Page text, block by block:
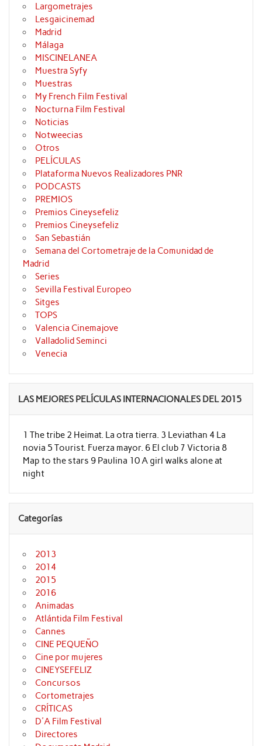
Largometrajes
Lesgaicinemad
Madrid
Málaga
MISCINELANEA
Muestra Syfy
Muestras
My French Film Festival
Nocturna Film Festival
Noticias
Notweecias
Otros
PELÍCULAS
Plataforma Nuevos Realizadores PNR
PODCASTS
PREMIOS
Premios Cineysefeliz
Premios Cineysefeliz
San Sebastián
Semana del Cortometraje de la Comunidad de
Madrid
Series
Sevilla Festival Europeo
Sitges
TOPS
Valencia Cinemajove
Valladolid Seminci
Venecia
LAS MEJORES PELÍCULAS INTERNACIONALES DEL 2015
1 The tribe 2 Heimat. La otra tierra. 3 Leviathan 4 La
novia 5 Tourist. Fuerza mayor. 6 El club 7 Victoria 8
Map to the stars 9 Paulina 10 A girl walks alone at
night
Categorías
2013
2014
2015
2016
Animadas
Atlántida Film Festival
Cannes
CINE PEQUEÑO
Cine por mujeres
CINEYSEFELIZ
Concursos
Cortometrajes
CRÍTICAS
D'A Film Festival
Directores